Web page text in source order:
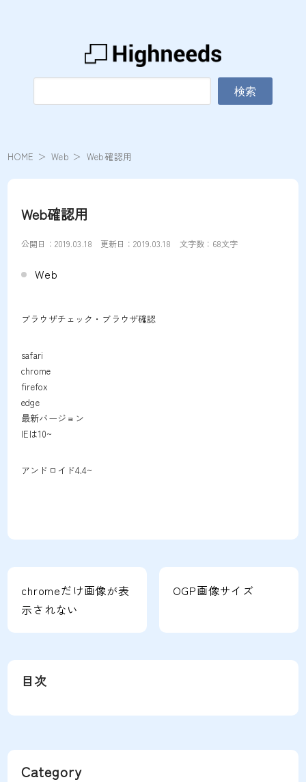
検索
HOME Web Web確認用
Web確認用
公開日： 2019.03.18 更新日：2019.03.18 文字数：68文字
Web
ブラウザチェック・ブラウザ確認
safari
chrome
firefox
edge
最新バージョン
IEは10~
アンドロイド4.4~
chromeだけ画像が表
示されない
OGP画像サイズ
目次
Category